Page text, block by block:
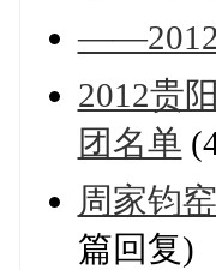
——2012
2012贵
团名单
周家钧
篇回复)